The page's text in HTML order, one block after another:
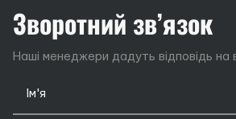
Зворотний зв’язок
Наші менеджери дадуть відповідь на